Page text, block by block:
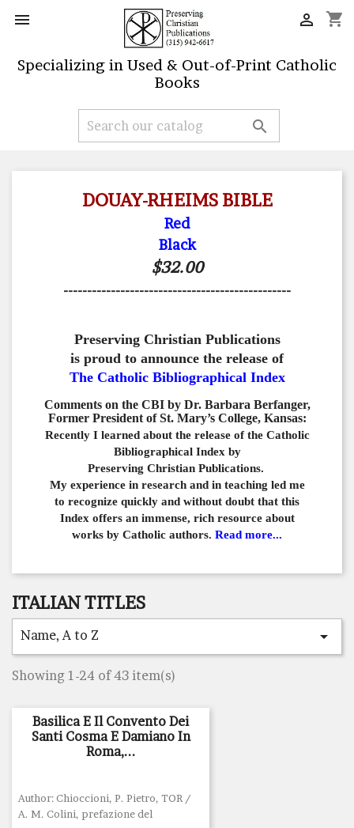
 shopping_cart

Specializing in Used & Out-of-Print Catholic
Books

DOUAY-RHEIMS BIBLE
Red
Black
$32.00
------------------------------------------------
Preserving Christian Publications
is proud to announce the release of
The Catholic Bibliographical Index
Comments on the CBI by Dr. Barbara Berfanger,
Former President of St. Mary’s College, Kansas:
Recently I learned about the release of the Catholic
Bibliographical Index by
Preserving Christian Publications.
My experience in research and in teaching led me
to recognize quickly and without doubt that this
Index offers an immense, rich resource about
works by Catholic authors. Read more...
ITALIAN TITLES
Name, A to Z 
Showing 1-24 of 43 item(s)
Basilica E Il Convento Dei
Santi Cosma E Damiano In
Roma,...
Author: Chioccioni, P. Pietro, TOR /
A. M. Colini, prefazione del